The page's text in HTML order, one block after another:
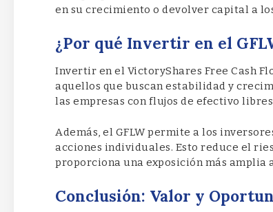
en su crecimiento o devolver capital a
¿Por qué Invertir en el
Invertir en el VictoryShares Free Cash
aquellos que buscan estabilidad y
las empresas con flujos de efectivo
Además, el GFLW permite a los
acciones individuales. Esto reduce el
proporciona una exposición más amplia
Conclusión: Valor y